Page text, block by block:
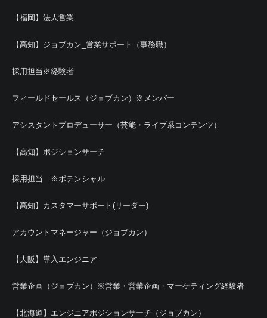
【福岡】法人営業
【高知】ジョブカン_営業サポート（事務職）
採用担当※経験者
フィールドセールス（ジョブカン）※メンバー
アシスタントプロデューサー（芸能・ライブ系コンテンツ）
【高知】ポジションサーチ
採用担当 ※ポテンシャル
【高知】カスタマーサポート(リーダー)
アカウントマネージャー（ジョブカン）
【大阪】導入エンジニア
営業企画（ジョブカン）※営業・営業企画・マーケティング経験者
【北海道】エンジニアポジションサーチ（ジョブカン）